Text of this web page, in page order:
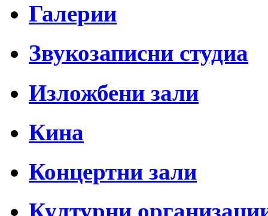
Галерии
Звукозаписни студиа
Изложбени зали
Кина
Концертни зали